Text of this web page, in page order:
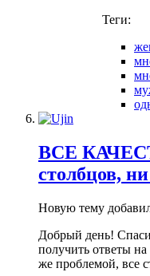
Теги:
ВСЕ
столбцов,
Новую тему
Добрый день!
получить ответы
же проблемой, все